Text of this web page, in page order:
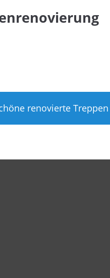
renovierte Treppen